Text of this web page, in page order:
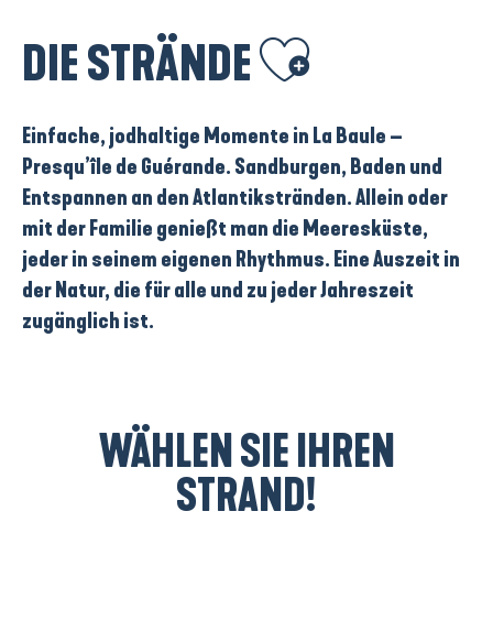
DIE STRÄNDE Ajouter aux favoris
Einfache, jodhaltige Momente in La Baule –
Presqu’île de Guérande. Sandburgen, Baden und
Entspannen an den Atlantikstränden. Allein oder
mit der Familie genießt man die Meeresküste,
jeder in seinem eigenen Rhythmus. Eine Auszeit in
der Natur, die für alle und zu jeder Jahreszeit
zugänglich ist.
WÄHLEN SIE IHREN
STRAND!